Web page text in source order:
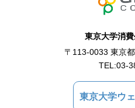
東京大学消
〒113-0033 東京
TEL:03-
東京大学ウ